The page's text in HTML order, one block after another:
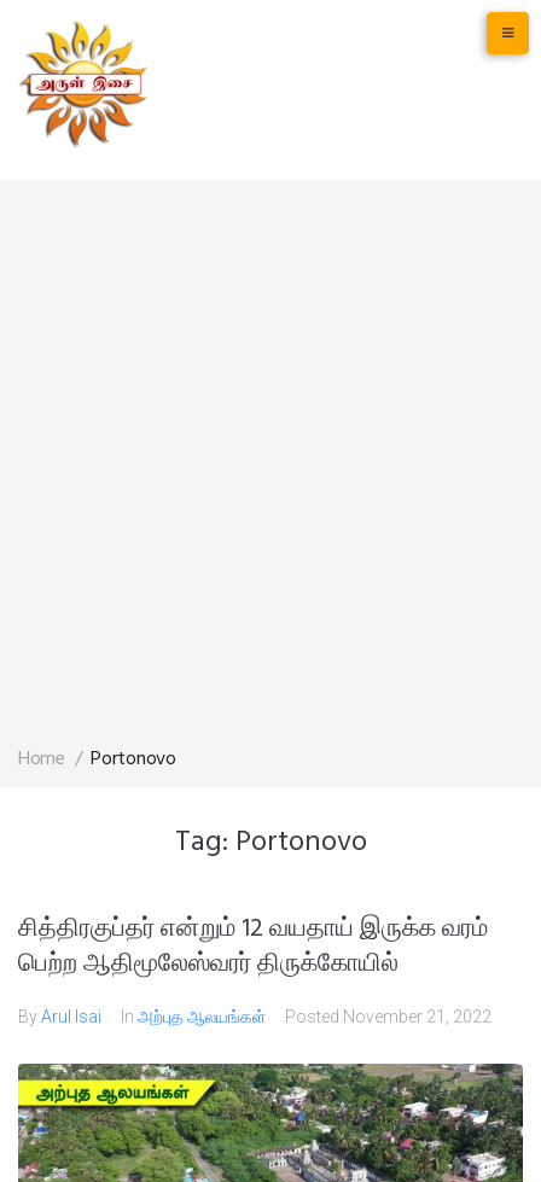
Home / Portonovo
Tag: Portonovo
சித்திரகுப்தர் என்றும் 12 வயதாய் இருக்க வரம்
பெற்ற ஆதிமூலேஸ்வரர் திருக்கோயில்
ByArul Isai In அற்புத ஆலயங்கள் Posted November 21, 2022